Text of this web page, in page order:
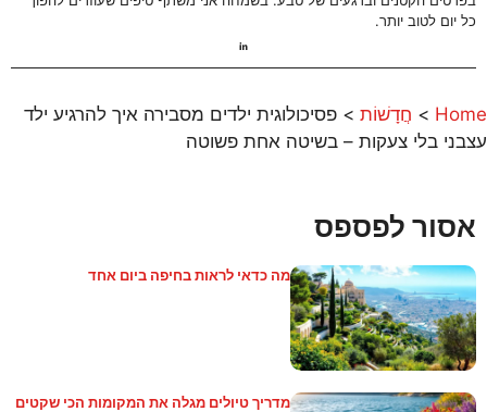
כל יום לטוב יותר.
Home
> חֲדָשׁוֹת > פסיכולוגית ילדים מסבירה איך להרגיע ילד
עצבני בלי צעקות – בשיטה אחת פשוטה
אסור לפספס
מה כדאי לראות בחיפה ביום אחד
מדריך טיולים מגלה את המקומות הכי שקטים